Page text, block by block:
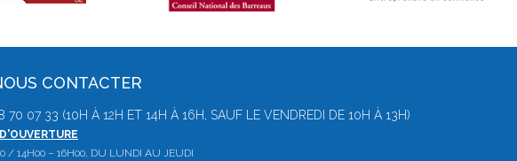
CONTACTER
70 07 33 (10H À 12H ET 14H À 16H, SAUF LE VENDREDI DE 10H À 13H)
/ 14H00 – 16H00, DU LUNDI AU JEUDI